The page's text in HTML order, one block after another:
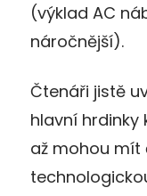
(výklad AC
náročnější).
Čtenáři jistě
hlavní hrdinky
až mohou mít